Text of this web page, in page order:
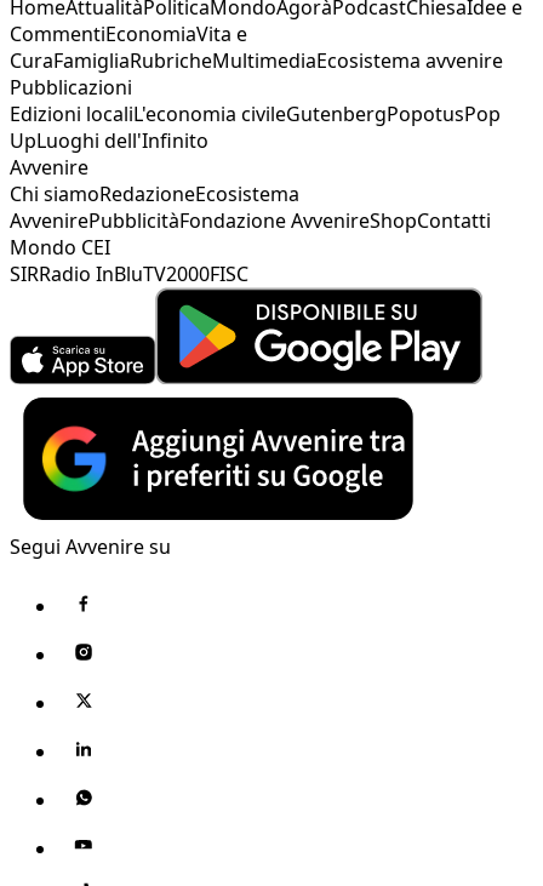
HomeAttualitàPoliticaMondoAgoràPodcastChiesaIdee e
CommentiEconomiaVita e
CuraFamigliaRubricheMultimediaEcosistema avvenire
Pubblicazioni
Edizioni localiL'economia civileGutenbergPopotusPop
UpLuoghi dell'Infinito
Avvenire
Chi siamoRedazioneEcosistema
AvvenirePubblicitàFondazione AvvenireShopContatti
Mondo CEI
SIRRadio InBluTV2000FISC
Segui Avvenire su